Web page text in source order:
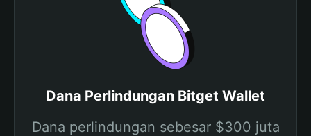
Dana Perlindungan Bitget Wallet
Dana perlindungan sebesar $300 juta